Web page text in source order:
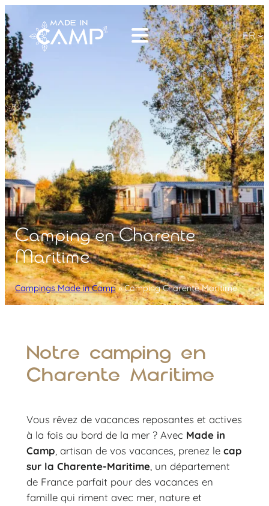
FR
Camping en Charente
Maritime
Campings Made in Camp»Camping Charente Maritime
Notre camping en
Charente Maritime
Vous rêvez de vacances reposantes et actives
à la fois au bord de la mer ? Avec Made in
Camp , artisan de vos vacances, prenez lecap
sur la Charente-Maritime, un département
de France parfait pour des vacances en
famille qui riment avec mer, nature et